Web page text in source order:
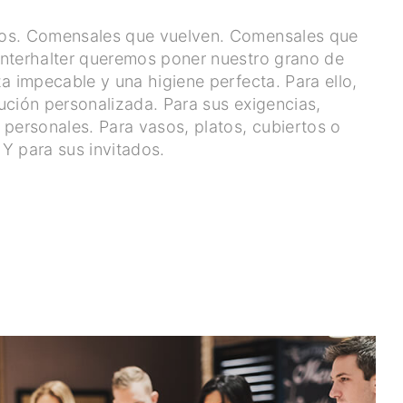
Comensales que vuelven. Comensales que
queremos poner nuestro grano de
impecable y una higiene perfecta. Para ello,
personalizada. Para sus exigencias,
Para vasos, platos, cubiertos o
para sus invitados.